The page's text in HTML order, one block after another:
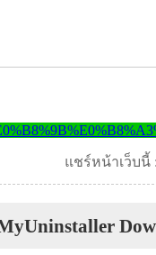
แชร์หน้าเว็บนี้ :